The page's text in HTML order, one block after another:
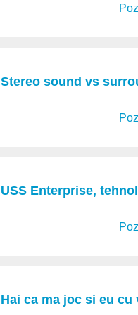
Stereo sound vs
USS Enterprise,
Hai ca ma joc si eu cu